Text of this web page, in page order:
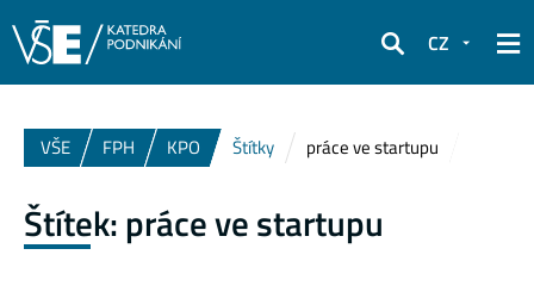
Hledat
CZ
VŠE FPH KPO Štítky práce ve startupu
Štítek:práce ve startupu